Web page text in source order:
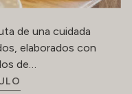
de una cuidada
elaborados con
de…